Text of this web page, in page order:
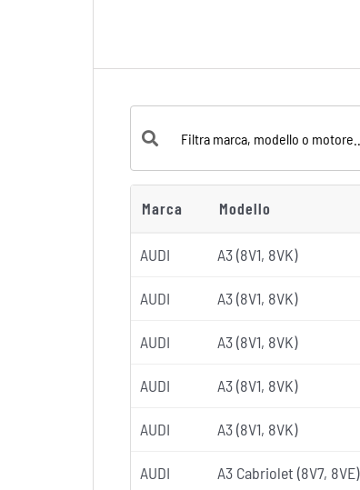
Marca Modello
AUDI A3 (8V1, 8VK)
AUDI A3 (8V1, 8VK)
AUDI A3 (8V1, 8VK)
AUDI A3 (8V1, 8VK)
AUDI A3 (8V1, 8VK)
AUDI A3 Cabriolet (8V7, 8VE)